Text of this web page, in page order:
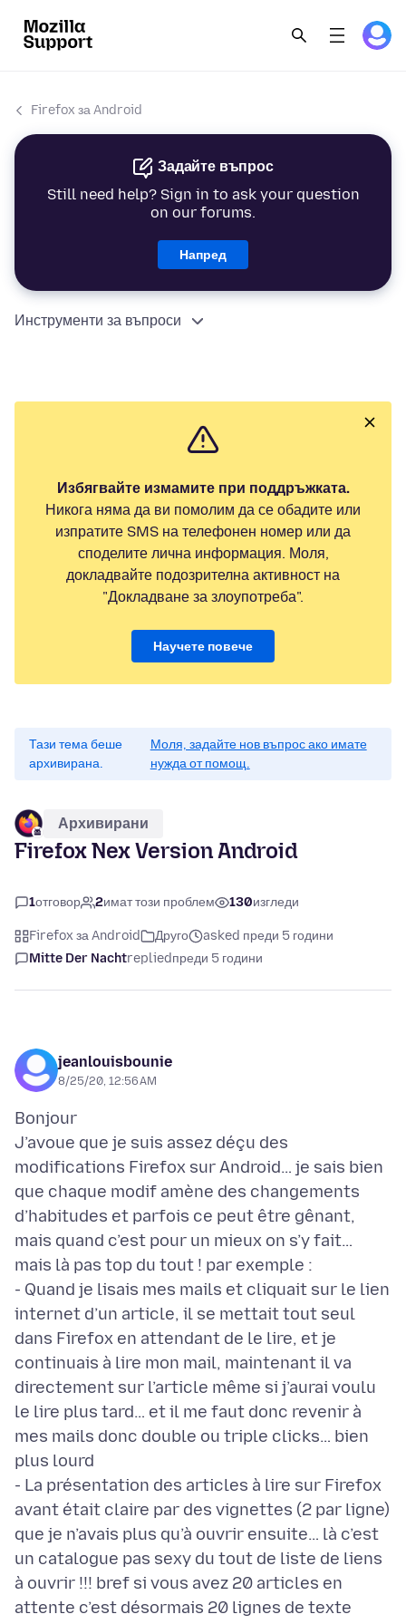
Firefox за Android
Задайте въпрос
Still need help? Sign in to ask your question
on our forums.
Напред
Инструменти за въпроси
Избягвайте измамите при поддръжката.
Никога няма да ви помолим да се обадите или
изпратите SMS на телефонен номер или да
споделите лична информация. Моля,
докладвайте подозрителна активност на
"Докладване за злоупотреба".
Научете повече
Тази тема беше
архивирана.
Моля, задайте нов въпрос ако имате
нужда от помощ.
Архивирани
Firefox Nex Version Android
1отговор 2имат този проблем 130изгледи
Firefox за Android Друго
asked преди 5 години
Mitte Der Nachtrepliedпреди 5 години
jeanlouisbounie
8/25/20, 12:56 AM
Bonjour
J’avoue que je suis assez déçu des
modifications Firefox sur Android… je sais bien
que chaque modif amène des changements
d’habitudes et parfois ce peut être gênant,
mais quand c’est pour un mieux on s’y fait…
mais là pas top du tout ! par exemple :
- Quand je lisais mes mails et cliquait sur le lien
internet d’un article, il se mettait tout seul
dans Firefox en attendant de le lire, et je
continuais à lire mon mail, maintenant il va
directement sur l’article même si j’aurai voulu
le lire plus tard… et il me faut donc revenir à
mes mails donc double ou triple clicks… bien
plus lourd
- La présentation des articles à lire sur Firefox
avant était claire par des vignettes (2 par ligne)
que je n’avais plus qu’à ouvrir ensuite… là c’est
un catalogue pas sexy du tout de liste de liens
à ouvrir !!! bref si vous avez 20 articles en
attente c’est désormais 20 lignes de texte